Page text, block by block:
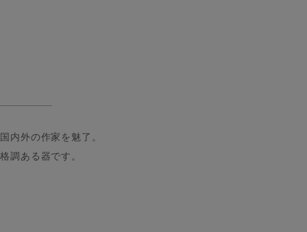
内外の作家を魅了。
調ある器です。